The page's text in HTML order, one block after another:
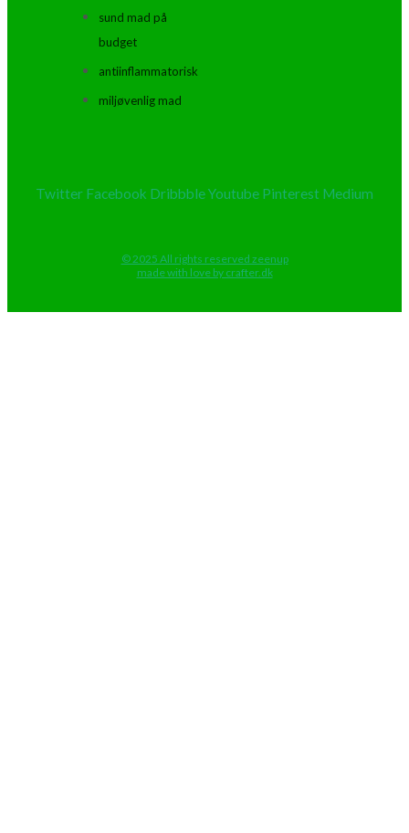
sund mad på
budget
antiinflammatorisk
miljøvenlig mad
Twitter Facebook DribbbleYoutube Pinterest Medium
© 2025 All rights reserved zeenup
made with love by crafter.dk